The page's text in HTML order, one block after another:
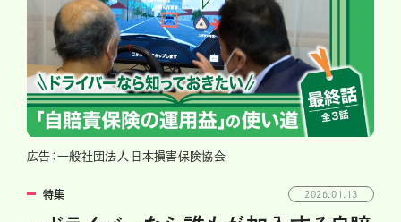
広告：一般社団法人 日本損害保険協会
特集 2026.01.13